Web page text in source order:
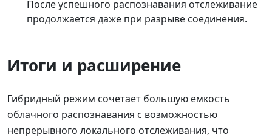
После успешного распознавания отслеживание
продолжается даже при разрыве соединения.
Итоги и расширение
Гибридный режим сочетает большую емкость
облачного распознавания с возможностью
непрерывного локального отслеживания, что